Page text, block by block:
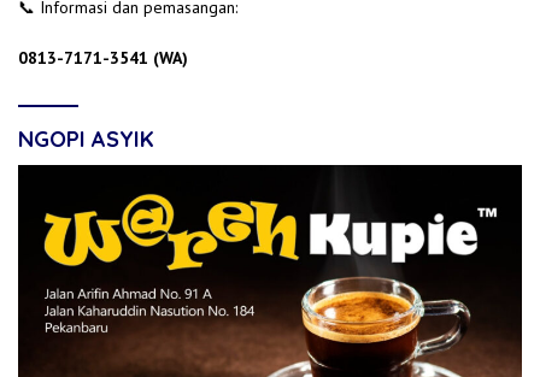
📞 Informasi dan pemasangan:
0813-7171-3541 (WA)
NGOPI ASYIK